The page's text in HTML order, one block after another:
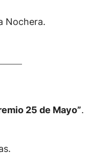
Nochera.
25 de Mayo”.